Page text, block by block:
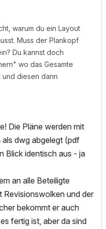
warum du ein Layout
Muss der Plankopf
Du kannst doch
wo das Gesamte
diesen dann
Die Pläne werden mit
dwg abgelegt (pdf
Blick identisch aus - ja
an alle Beteiligte
Revisionswolken und der
bekommt er auch
fertig ist, aber da sind